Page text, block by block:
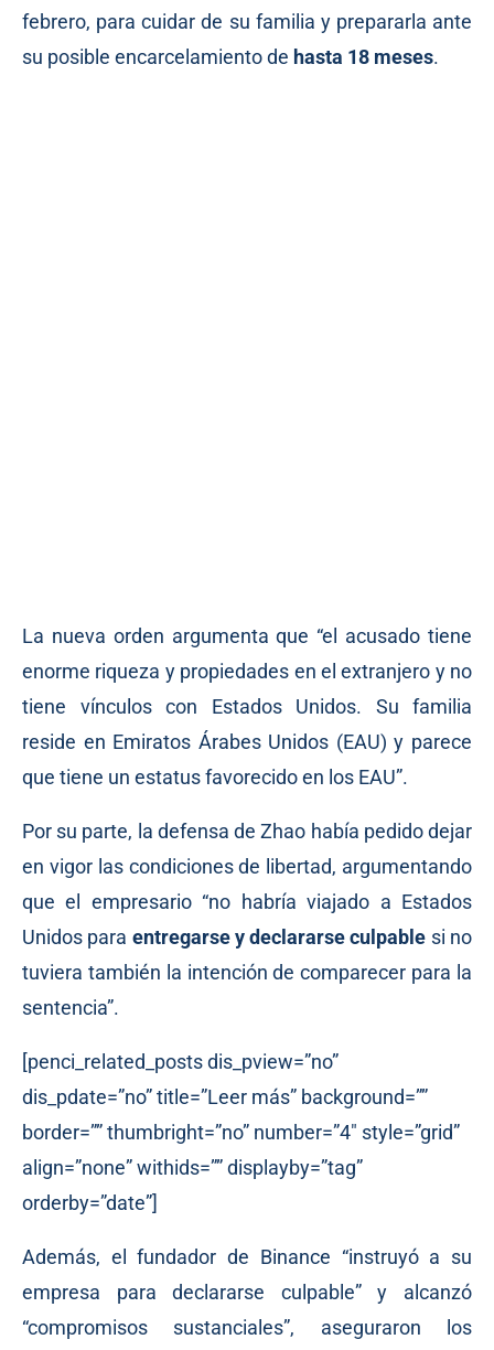
febrero, para cuidar de su familia y prepararla ante
su posible encarcelamiento de hasta 18 meses.
La nueva orden argumenta que “el acusado tiene
enorme riqueza y propiedades en el extranjero y no
tiene vínculos con Estados Unidos. Su familia
reside en Emiratos Árabes Unidos (EAU) y parece
que tiene un estatus favorecido en los EAU”.
Por su parte, la defensa de Zhao había pedidodejar
en vigor las condiciones de libertad, argumentando
que el empresario “no habría viajado a Estados
Unidos para entregarse y declararse culpable si no
tuviera también la intención de comparecer para la
sentencia”.
[penci_related_posts dis_pview=”no”
dis_pdate=”no” title=”Leer más” background=””
border=”” thumbright=”no” number=”4″ style=”grid”
align=”none” withids=”” displayby=”tag”
orderby=”date”]
Además, el fundador de Binance “instruyó a su
empresa para declararse culpable” y alcanzó
“compromisos sustanciales”, aseguraron los